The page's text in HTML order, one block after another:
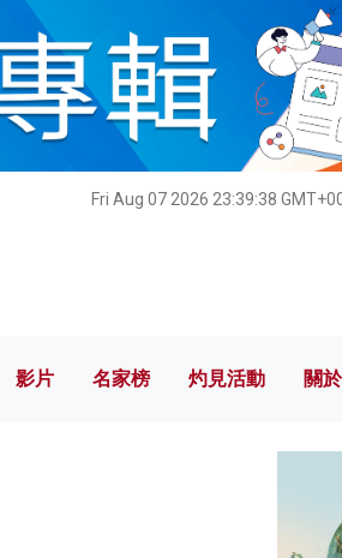
Fri Aug 07 2026 23:39:39
影片 名家榜 灼見活動
影片 名家榜 灼見活動 關